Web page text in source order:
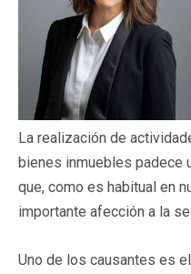
La realización de
bienes inmuebles padece
que, como es habitual en
importante afección a la
Uno de los causantes es